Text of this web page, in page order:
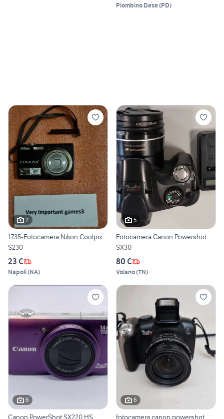
Piombino Dese(PD)
2
1735-Fotocamera Nikon Coolpix
S230
23 €
Napoli(NA)
5
Fotocamera Canon Powershot
SX30
80 €
Volano(TN)
6
Canon PowerShot SX220 HS
6
fotocamera canon powershot